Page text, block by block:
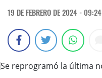
19 DE FEBRERO DE 2024 - 09:24